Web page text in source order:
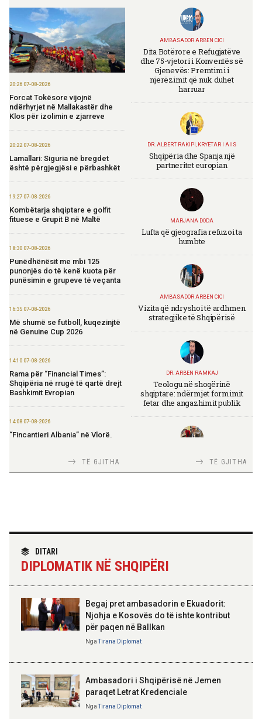
20:26 07-08-2026
Forcat Tokësore vijojnë
ndërhyrjet në Mallakastër dhe
Klos për izolimin e zjarreve
20:22 07-08-2026
Lamallari: Siguria në bregdet
është përgjegjësi e përbashkët
19:27 07-08-2026
Kombëtarja shqiptare e golfit
fituese e Grupit B në Maltë
18:30 07-08-2026
Punëdhënësit me mbi 125
punonjës do të kenë kuota për
punësimin e grupeve të veçanta
16:35 07-08-2026
Më shumë se futboll, kuqezinjtë
në Genuine Cup 2026
14:10 07-08-2026
Rama për “Financial Times”:
Shqipëria në rrugë të qartë drejt
Bashkimit Evropian
14:08 07-08-2026
“Fincantieri Albania” në Vlorë,
praktikat më të mira
14:03 07-08-2026
Kadastra: Regjistrimi i
brenda 30 ditëve nga çelja e
14:01 07-08-2026
Rrugor, kufizime për shoferët e
TË GJITHA
AMBASADOR ARBEN CICI
Dita Botërore e Refugjatëve
dhe 75-vjetori i Konventës së
Gjenevës: Premtimi i
njerëzimit që nuk duhet
harruar
DR. ALBERT RAKIPI, KRYETAR I AIIS
Shqipëria dhe Spanja një
partneritet europian
MARJANA DODA
Lufta që gjeografia refuzoi ta
humbte
AMBASADOR ARBEN CICI
Vizita që ndryshoi të ardhmen
strategjike të Shqipërisë
DR. ARBEN RAMKAJ
Teologu në shoqërinë
shqiptare: ndërmjet formimit
fetar dhe angazhimit publik
TIRANA DIPLOMAT
TIRANA DIPLOMAT
Skënderbeut dhe Ismail
TË GJITHA
DITARI
DIPLOMATIK NË SHQIPËRI
Begaj pret ambasadorin e Ekuadorit:
Njohja e Kosovës do të ishte kontribut
për paqen në Ballkan
NgaTirana Diplomat
Ambasadori i Shqipërisë në Jemen
paraqet Letrat Kredenciale
NgaTirana Diplomat